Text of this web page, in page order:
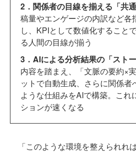
2．関係者の目線を揃える「共
稿量やエンゲージの内訳など各
し、KPIとして数値化すること
る人間の目線が揃う
3．AIによる分析結果の「スト
内容を踏まえ、「文脈の要約×
ットで自動生成、さらに関係者
ような仕組みをAIで構築。これ
ションが速くなる
「このような環境を整えられれ